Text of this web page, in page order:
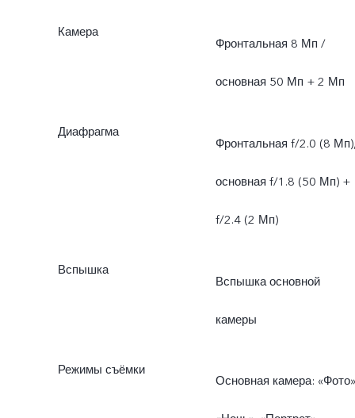
Камера
Фронтальная 8 Мп /
основная 50 Мп + 2 Мп
Диафрагма
Фронтальная f/2.0 (8
основная f/1.8 (50 Мп) +
f/2.4 (2 Мп)
Вспышка
Вспышка основной
камеры
Режимы съёмки
Основная камера: